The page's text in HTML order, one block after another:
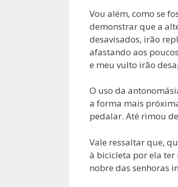
Vou além, como se
demonstrar que a
desavisados, irão
afastando aos
e meu vulto irão
O uso da
a forma mais
pedalar. Até rimou
Vale ressaltar que,
à bicicleta por ela ter
nobre das senhoras